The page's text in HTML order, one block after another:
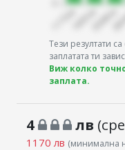
Тези резултати
заплатата ти
Виж колко
заплата.
4 лв
1170 лв (минимална